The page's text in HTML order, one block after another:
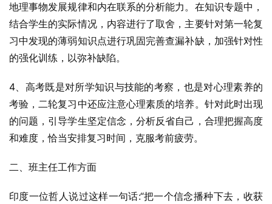
地理事物发展规律和内在联系的分析能力。在知识专题中，
结合学生的实际情况，内容进行了取舍，主要针对第一轮复
习中发现的薄弱知识点进行巩固完善查漏补缺，加强针对性
的强化训练，以弥补缺陷。
4、高考既是对所学知识与技能的考察，也是对心理素养的
考验，二轮复习中还应注意心理素质的培养。针对此时出现
的问题，引导学生坚定信念，分析反省自己，合理把握高度
和难度，恰当安排复习时间，克服考前疲劳。
二、班主任工作方面
印度一位哲人说过这样一句话:“把一个信念播种下去，收获